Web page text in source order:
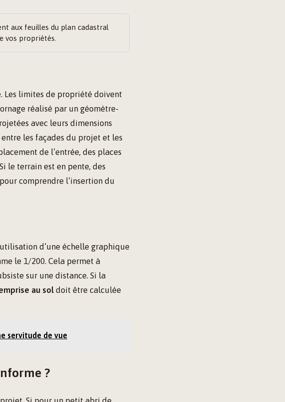
aux feuilles du plan cadastral
vos propriétés.
Les limites de propriété doivent
réalisé par un géomètre-
avec leurs dimensions
les façades du projet et les
de l’entrée, des places
le terrain est en pente, des
comprendre l’insertion du
d’une échelle graphique
le 1/200. Cela permet à
sur une distance. Si la
au sol doit être calculée
servitude de vue
?